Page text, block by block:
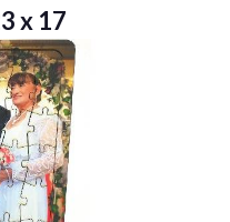
x 17